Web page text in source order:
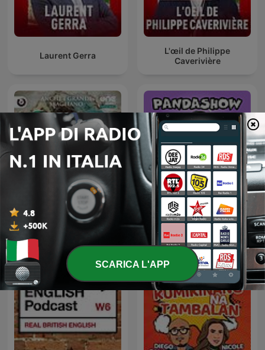
Laurent Gerra
L'œil de Philippe
Caverivière
Le Caporetto degli altri Panda Show - Sin Picante
SCARICA L'APP